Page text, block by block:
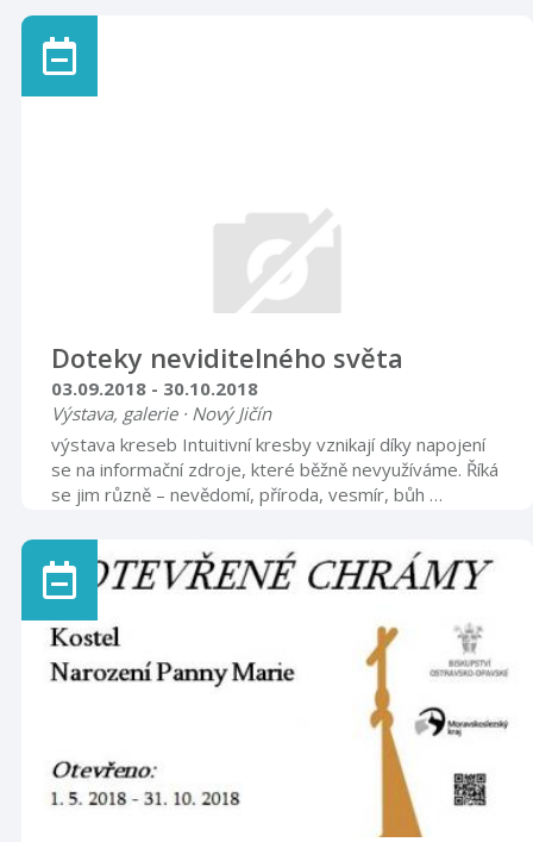
placené expozici klobouků návštěvnického centra. Při
vernisáži dne 3. července bude výstava zdarma.
Těšíme se na Vás.
Doteky neviditelného světa
03.09.2018 - 30.10.2018
Výstava, galerie · Nový Jičín
výstava kreseb Intuitivní kresby vznikají díky napojení
se na informační zdroje, které běžně nevyužíváme. Říká
se jim různě – nevědomí, příroda, vesmír, bůh …
energie. Autorkou obrázků je paní PhDr. Libuše
Panáčová. Výstava je k vidění v hodinách určených
veřejnosti.